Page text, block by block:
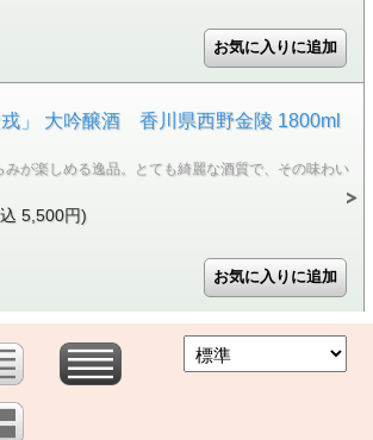
」 大吟醸酒 香川県西野金陵 1800ml
みが楽しめる逸品。とても綺麗な酒質で、その味わい
5,500円)